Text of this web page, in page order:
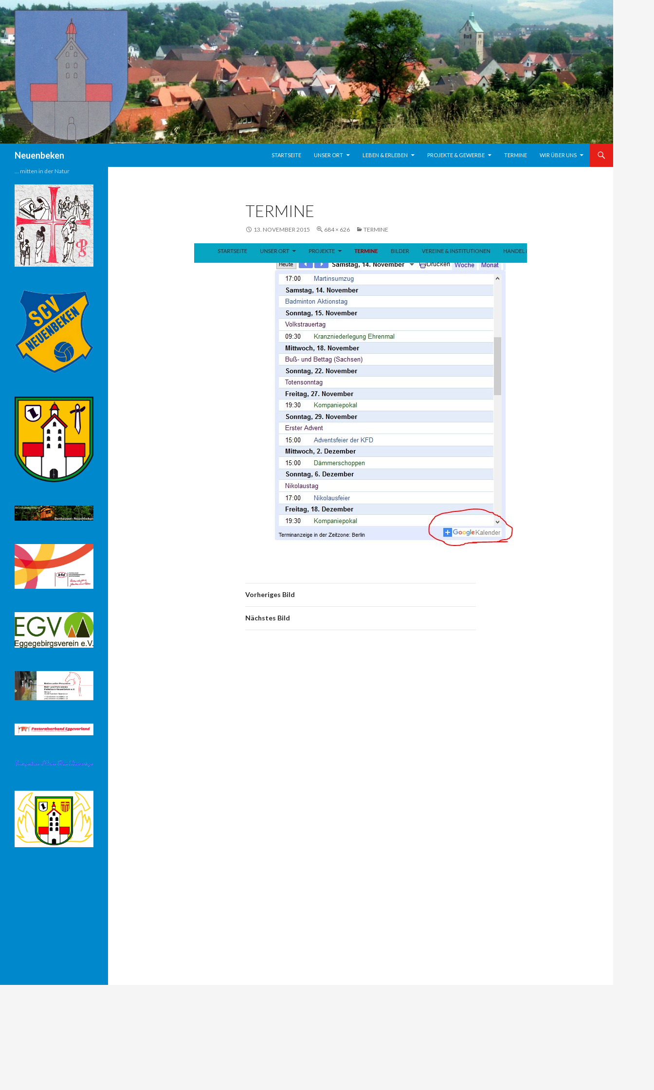
Neuenbeken
STARTSEITE
UNSER ORT LEBEN & ERLEBEN PROJEKTE & GEWERBE TERMINE WIR ÜBER UNS
TERMINE
13. NOVEMBER 2015 684 × 626 TERMINE
Vorheriges Bild
Nächstes Bild
… mitten in der Natur